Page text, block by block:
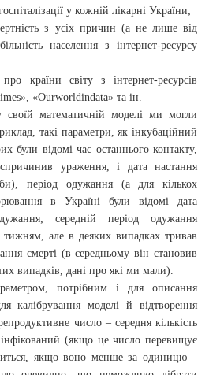
у кожній лікарні України;
з усіх причин (а не лише від
населення з інтернет-ресурсу
країни світу з інтернет-ресурсів
«Ourworldindata» та ін.
математичній моделі ми могли
такі параметри, як інкубаційний
були відомі час останнього контакту,
ураження, і дата настання
період одужання (а для кількох
в Україні були відомі дата
середній період одужання
але в деяких випадках тривав
смерті (в середньому він становив
випадків, дані про які ми мали).
потрібним і для описання
калібрування моделі й відтворення
число – середня кількість
(якщо це число перевищує
якщо воно менше за одиницю –